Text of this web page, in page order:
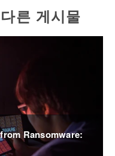
른 게시물
Ransomware: